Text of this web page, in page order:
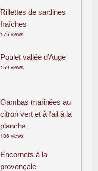
Rillettes de sardines
fraîches
175 views
Poulet vallée d’Auge
159 views
Gambas marinées au
citron vert et à l’ail à la
plancha
136 views
Encornets à la
provençale